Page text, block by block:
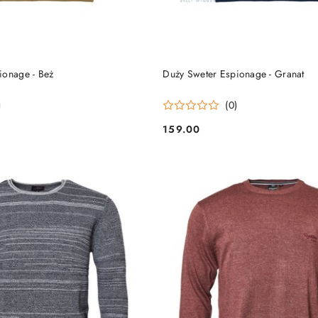
- Beż
DO KOSZYKA Duży Sweter Espionage - Granat
(0)
Cena:
159.00
DO KOSZYKA